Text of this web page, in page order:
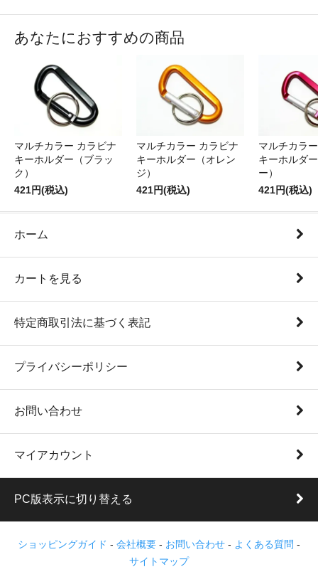
あなたにおすすめの商品
マルチカラー カラビナ
キーホルダー（ブラッ
ク）
421円(税込)
マルチカラー カラビナ
キーホルダー（オレン
ジ）
421円(税込)
マルチカラ
キーホルダ
ー）
421円(税込)
ホーム
カートを見る
特定商取引法に基づく表記
プライバシーポリシー
お問い合わせ
マイアカウント
PC版表示に切り替える
ショッピングガイド - 会社概要 - お問い合わせ - よくある質問 -
サイトマップ